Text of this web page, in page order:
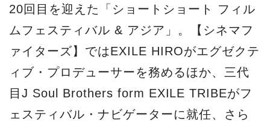
20回目を迎えた「ショートショート フィル
ムフェスティバル & アジア」。【シネマフ
ァイターズ】ではEXILE HIROがエグゼクテ
ィブ・プロデューサーを務めるほか、三代
目J Soul Brothers form EXILE TRIBEがフ
ェスティバル・ナビゲーターに就任、さら